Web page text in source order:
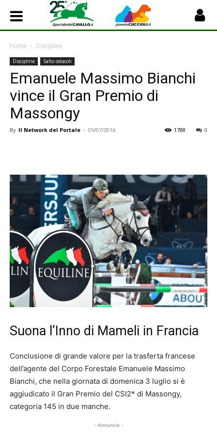
Home Discipline
Discipline Salto ostacoli
Emanuele Massimo Bianchi
vince il Gran Premio di
Massongy
By Il Network del Portale - 05/07/2016 0
1788
Suona l’Inno di Mameli in Francia
Conclusione di grande valore per la trasferta francese
dell’agente del Corpo Forestale Emanuele Massimo
Bianchi, che nella giornata di domenica 3 luglio si è
aggiudicato il Gran Premio del CSI2* di Massongy,
categoria 145 in due manche.
- Annuncio -